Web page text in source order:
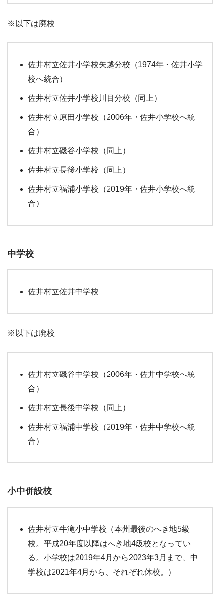
※以下は廃校
佐井村立佐井小学校矢越分校（1974年・佐井小学
校へ統合）
佐井村立佐井小学校川目分校（同上）
佐井村立原田小学校（2006年・佐井小学校へ統
合）
佐井村立磯谷小学校（同上）
佐井村立長後小学校（同上）
佐井村立福浦小学校（2019年・佐井小学校へ統
合）
中学校
佐井村立佐井中学校
※以下は廃校
佐井村立磯谷中学校（2006年・佐井中学校へ統
合）
佐井村立長後中学校（同上）
佐井村立福浦中学校（2019年・佐井中学校へ統
合）
小中併設校
佐井村立牛滝小中学校（本州最後のへき地5級
校。平成20年度以降はへき地4級校となってい
る。小学校は2019年4月から2023年3月まで、中
学校は2021年4月から、それぞれ休校。）